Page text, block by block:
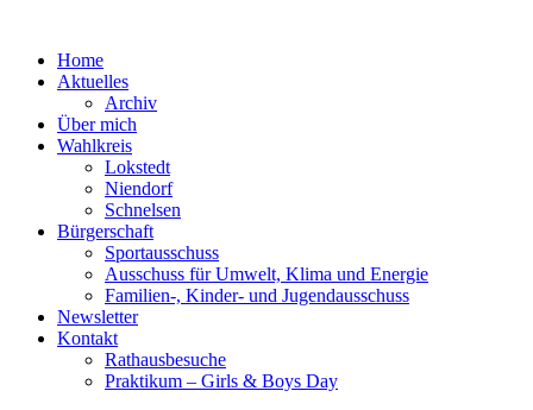
Home
Aktuelles
Archiv
Über mich
Wahlkreis
Lokstedt
Niendorf
Schnelsen
Bürgerschaft
Sportausschuss
Ausschuss für Umwelt, Klima und Energie
Familien-, Kinder- und Jugendausschuss
Newsletter
Kontakt
Rathausbesuche
Praktikum – Girls & Boys Day